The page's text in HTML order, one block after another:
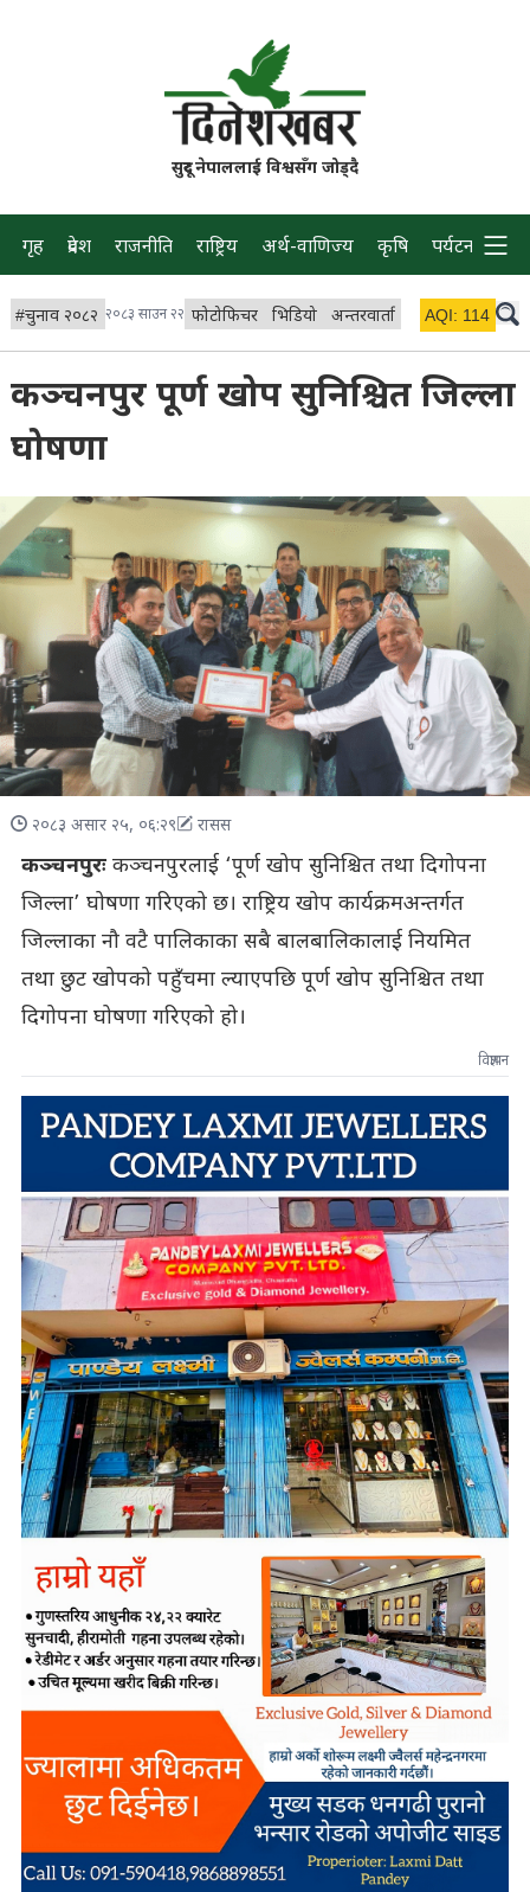
सुदूर नेपाललाई विश्वसँग जोड्दै
गृह प्रदेश राजनीति राष्ट्रिय अर्थ-वाणिज्य कृषि पर्यटन प्रवास
#चुनाव २०८२ २०८३ साउन २२ फोटोफिचर भिडियो अन्तरवार्ता विचार/ब्लग
AQI: 114
कञ्चनपुर पूर्ण खोप सुनिश्चित जिल्ला
घोषणा
२०८३ असार २५, ०६:२९ रासस
कञ्चनपुरः कञ्चनपुरलाई ‘पूर्ण खोप सुनिश्चित तथा दिगोपना
जिल्ला’ घोषणा गरिएको छ। राष्ट्रिय खोप कार्यक्रमअन्तर्गत
जिल्लाका नौ वटै पालिकाका सबै बालबालिकालाई नियमित
तथा छुट खोपको पहुँचमा ल्याएपछि पूर्ण खोप सुनिश्चित तथा
दिगोपना घोषणा गरिएको हो।
विज्ञापन